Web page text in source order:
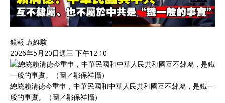
鏡報 袁維駿
2026年5月20日週三 下午12:10
總統賴清德今重申，中華民國和中華人民共和國互不隸屬，是鐵一
般的事實。（圖／鄒保祥攝）